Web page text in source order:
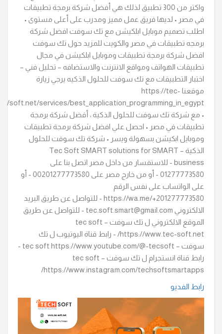
واكتر من 300 تطبيق لذلك هي أفضل شركة برمجة تطبيقات
في مصر • لديها فريق عمل مميز ومدرب على أعلى مستوى •
اطلب تصميم موبايل ابلكيشن مع تك سوفت افضل شركة
برمجه تطبيقات في مصر والكويت للمزيد حول تك سوفت
افضل شركة برمجة تطبيقات وموبايل ابلكيشن في مجال
تطبيقات الهواتف ومواقع الانترنت والاستضافه – تحليل فني –
اختبار التطبيقات مع تك سوفت للحلول الذكيه يرجي زيارة
موقعنا https://tec-
soft.net/services/best_application_programming_in_egypt/
• مع شركة تك سوفت للحلول الذكية ، أفضل شركة برمجة
تطبيقات في مصر • احصل علي افضل شركة برمجة تطبيقات
وموبايل ابكيشن بسهولة ويسر • شركة تك سوفت للحلول
الذكية – Tec Soft SMART solutions for SMART
business - للاستفسار من داخل مصر اتصل بنا على
01277773580 - أو من خارج مصر على 00201277773580 - أو
على الواتساب على نفس الرقم
https://wa.me/+201277773580 - للتواصل عن طريق البريد
الالكتروني tec.soft.smart@gmail.com - للتواصل عن طريق
الموقع الالكتروني ل تك سوفت – tec soft
https://www.tec-soft.net/ - رابط قناة اليوتيوب ل تك
سوفت – tec soft https://www.youtube.com/@-tecsoft -
رابط قناة انستجرام ل تك سوفت – tec soft
https://www.instagram.com/techsoftsmartapps/
رابط الفديو